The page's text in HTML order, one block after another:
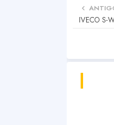
IVECO S-